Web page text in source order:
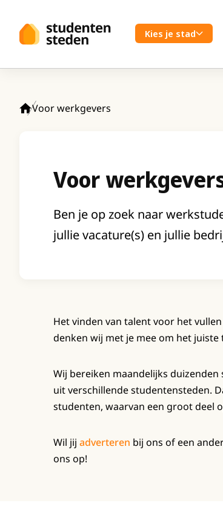
Kies je stad
Voor werkgevers
Voor
Ben je op zoek naar
jullie vacature(s) en jullie
Het vinden van talent voor het
denken wij met je mee om het
Wij bereiken maandelijks
uit verschillende studentensteden.
studenten, waarvan een groot deel
Wil jij adverteren bij ons of een
ons op!